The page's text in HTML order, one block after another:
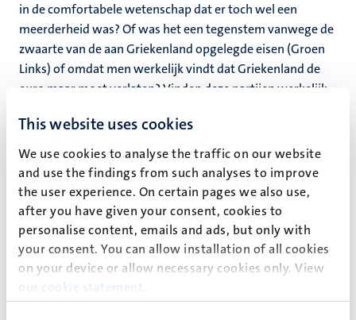
This website uses cookies
We use cookies to analyse the traffic on our website
and use the findings from such analyses to improve
the user experience. On certain pages we also use,
after you have given your consent, cookies to
personalise content, emails and ads, but only with
your consent. You can allow installation of all cookies
on your device or allow necessary cookies only. View
our
cookie statement
in de comfortabele wetenschap dat er toch wel een
meerderheid was? Of was het een tegenstem vanwege de
zwaarte van de aan Griekenland opgelegde eisen (Groen
Links) of omdat men werkelijk vindt dat Griekenland de
euro maar moet verlaten? Vinden deze partijen werkelijk
liggen, met alle (ook geo-politieke) consequenties van
dien? Het CDA heeft daarnaast nog de erfenis van haar
vroegere minister De Jager, die destijds instemde met
eerdere steun en dienaangaande verklaarde dat alle
leningen zouden worden terugbetaald. Het huidige
pakket vloeit in zekere zin voort uit de eerdere en maakt
dat voorlopig de leningen kunnen worden terugbetaald.
Nu niks doen betekent zeker dat die eerdere leningen niet
worden terugbetaald.